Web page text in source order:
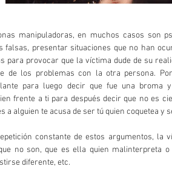
manipuladoras, en muchos casos son
falsas, presentar situaciones que no han
para provocar que la víctima dude de su
de los problemas con la otra persona.
para luego decir que fue una broma
frente a ti para después decir que no es
a alguien te acusa de ser tú quien coquetea y
constante de estos argumentos, la
no son, que es ella quien malinterpreta
diferente, etc.